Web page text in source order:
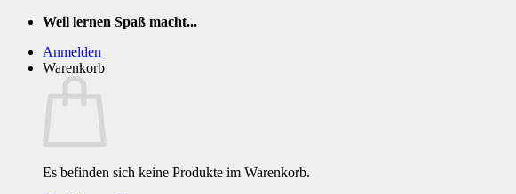
Zum
springen
Weil lernen Spaß macht...
Anmelden
Warenkorb
Es befinden sich keine Produkte im Warenkorb.